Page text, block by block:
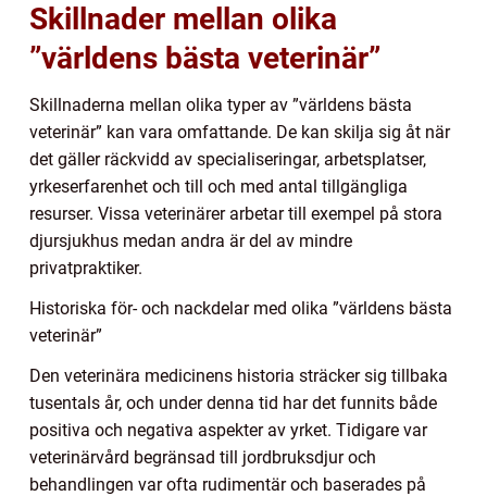
Skillnader mellan olika
”världens bästa veterinär”
Skillnaderna mellan olika typer av ”världens bästa
veterinär” kan vara omfattande. De kan skilja sig åt när
det gäller räckvidd av specialiseringar, arbetsplatser,
yrkeserfarenhet och till och med antal tillgängliga
resurser. Vissa veterinärer arbetar till exempel på stora
djursjukhus medan andra är del av mindre
privatpraktiker.
Historiska för- och nackdelar med olika ”världens bästa
veterinär”
Den veterinära medicinens historia sträcker sig tillbaka
tusentals år, och under denna tid har det funnits både
positiva och negativa aspekter av yrket. Tidigare var
veterinärvård begränsad till jordbruksdjur och
behandlingen var ofta rudimentär och baserades på